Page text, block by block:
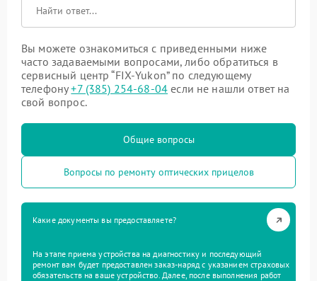
Вы можете ознакомиться с приведенными ниже
часто задаваемыми вопросами, либо обратиться в
сервисный центр “FIX-Yukon” по следующему
телефону+7 (385) 254-68-04 если не нашли ответ на
свой вопрос.
Общие вопросы
Вопросы по ремонту оптических прицелов
Какие документы вы предоставляете?
На этапе приема устройства на диагностику и последующий
ремонт вам будет предоставлен заказ-наряд с указанием страховых
обязательств на ваше устройство. Далее, после выполнения работ